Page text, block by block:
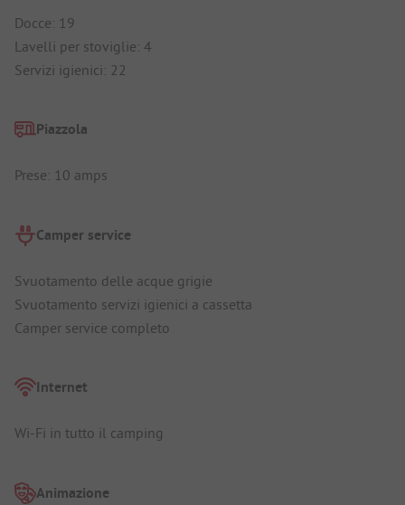
Docce: 19
Lavelli per stoviglie: 4
Servizi igienici: 22
Piazzola
Prese: 10 amps
Camper service
Svuotamento delle acque grigie
Svuotamento servizi igienici a cassetta
Camper service completo
Internet
Wi-Fi in tutto il camping
Animazione